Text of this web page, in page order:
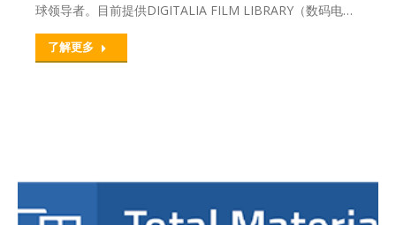
球领导者。目前提供DIGITALIA FILM LIBRARY（数码电…
了解更多